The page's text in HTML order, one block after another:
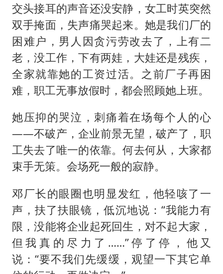
交头接耳的声音还没安静，女工时英突然
双手掩面，失声痛哭起来。她是我们厂的
困难户，男人因贪污劳改去了，上有二
老，没工作，下有两娃，大娃还是残疾，
全家就靠她的工资过活。之前厂子再困
难，职工无事放假时，都会照顾她上班。
她压抑的哭泣，刺痛着在场每个人的心
——不破产，企业前景无望，破产了，职
工失去了唯一的依靠。何去何从，大家都
束手无策。会场死一般的寂静。
邓厂长的眼圈也明显发红，他轻咳了一
声，扶了扶眼镜，低沉地说：“我能力有
限，没能将企业起死回生，对不起大家，
但我真的尽力了……”停了停，他又
说：“要不我们先缓缓，观望一下其它单